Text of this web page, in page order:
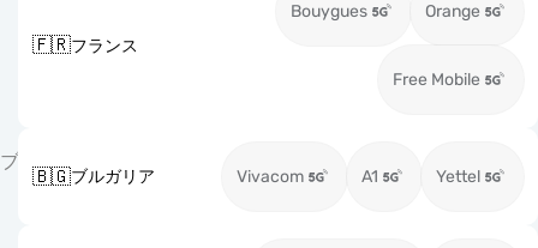
🇫🇷フランス
Bouygues Orange
Free Mobile
ブ
🇧🇬ブルガリア Vivacom A1 Yettel